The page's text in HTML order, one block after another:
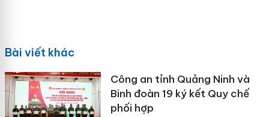
Bài viết khác
Công an tỉnh Quảng Ninh và
Binh đoàn 19 ký kết Quy chế
phối hợp